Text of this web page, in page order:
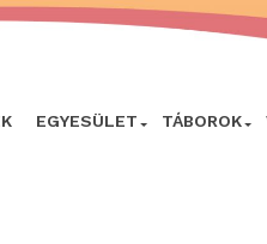
EGYESÜLET TÁBOROK